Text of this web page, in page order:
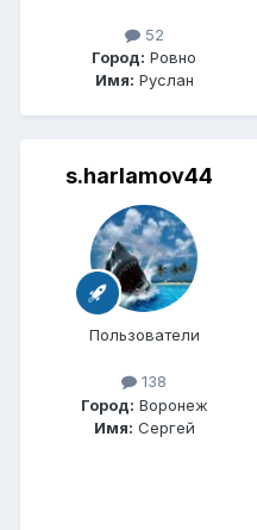
52
Город: Ровно
Имя: Руслан
s.harlamov44
Пользователи
138
Город: Воронеж
Имя: Сергей